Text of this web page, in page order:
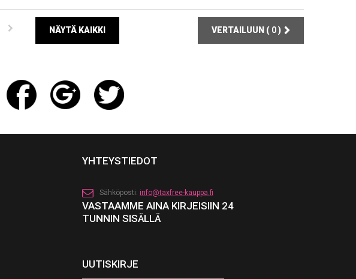
VERTAILUUN ( 0)
NÄYTÄ KAIKKI
YHTEYSTIEDOT
Sähköposti: info@taxfree-kauppa.fi
VASTAAMME AINA KIRJEISIIN 24
TUNNIN SISÄLLÄ
UUTISKIRJE